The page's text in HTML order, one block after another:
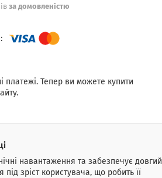
за домовленістю
платежі. Тепер ви можете купити
навантаження та забезпечує довгий
зріст користувача, що робить її